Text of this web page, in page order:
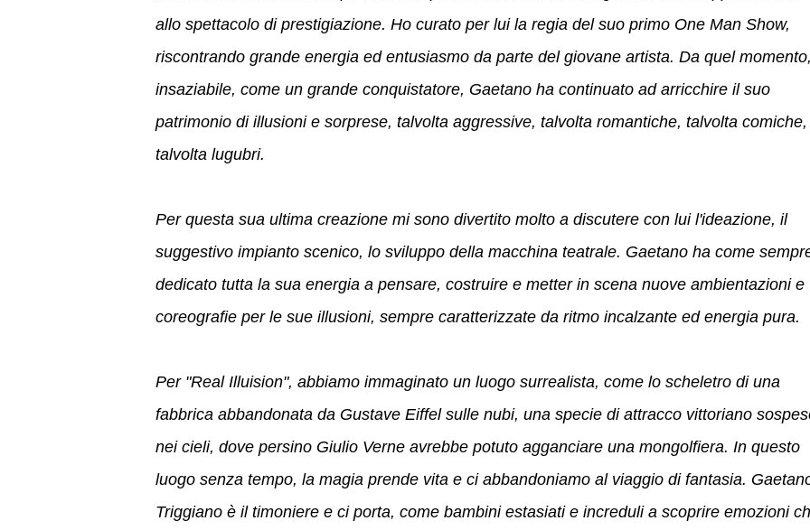
allo spettacolo di prestigiazione. Ho curato per lui la regia del suo primo One Man Show,
riscontrando grande energia ed entusiasmo da parte del giovane artista. Da quel
insaziabile, come un grande conquistatore, Gaetano ha continuato ad arricchire il suo
patrimonio di illusioni e sorprese, talvolta aggressive, talvolta romantiche, talvolta comiche,
talvolta lugubri.
Per questa sua ultima creazione mi sono divertito molto a discutere con lui l'ideazione, il
suggestivo impianto scenico, lo sviluppo della macchina teatrale. Gaetano ha come
dedicato tutta la sua energia a pensare, costruire e metter in scena nuove ambientazioni e
coreografie per le sue illusioni, sempre caratterizzate da ritmo incalzante ed energia pura.
Per "Real Illuision", abbiamo immaginato un luogo surrealista, come lo scheletro di una
fabbrica abbandonata da Gustave Eiffel sulle nubi, una specie di attracco vittoriano
nei cieli, dove persino Giulio Verne avrebbe potuto agganciare una mongolfiera. In questo
luogo senza tempo, la magia prende vita e ci abbandoniamo al viaggio di fantasia.
Triggiano è il timoniere e ci porta, come bambini estasiati e increduli a scoprire emozioni